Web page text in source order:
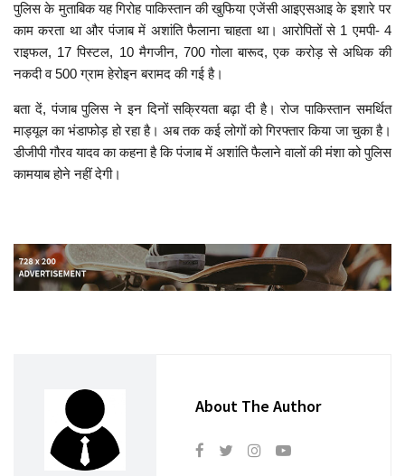
पुलिस के मुताबिक यह गिरोह पाकिस्तान की खुफिया एजेंसी आइएसआइ के इशारे पर
काम करता था और पंजाब में अशांति फैलाना चाहता था। आरोपितों से 1 एमपी- 4
राइफल, 17 पिस्टल, 10 मैगजीन, 700 गोला बारूद, एक करोड़ से अधिक की
नकदी व 500 ग्राम हेरोइन बरामद की गई है।
बता दें, पंजाब पुलिस ने इन दिनों सक्रियता बढ़ा दी है। रोज पाकिस्तान समर्थित
माड्यूल का भंडाफोड़ हो रहा है। अब तक कई लोगों को गिरफ्तार किया जा चुका है।
डीजीपी गौरव यादव का कहना है कि पंजाब में अशांति फैलाने वालों की मंशा को पुलिस
कामयाब होने नहीं देगी।
About The Author